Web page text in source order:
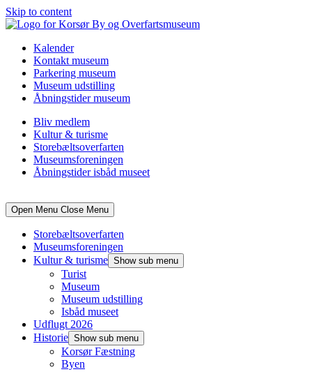
Skip to content
Kalender
Kontakt museum
Parkering museum
Museum udstilling
Åbningstider museum
Bliv medlem
Kultur & turisme
Storebæltsoverfarten
Museumsforeningen
Åbningstider isbåd museet
Open Menu Close Menu
Storebæltsoverfarten
Museumsforeningen
Kultur & turisme Show sub menu
Turist
Museum
Museum udstilling
Isbåd museet
Udflugt 2026
Historie Show sub menu
Korsør Fæstning
Byen